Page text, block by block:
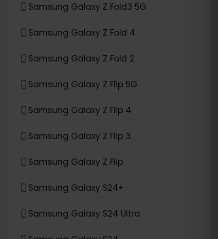
Samsung Galaxy Z Fold3 5G
Samsung Galaxy Z Fold 4
Samsung Galaxy Z Fold 2
Samsung Galaxy Z Flip 5G
Samsung Galaxy Z Flip 4
Samsung Galaxy Z Flip 3
Samsung Galaxy Z Flip
Samsung Galaxy S24+
Samsung Galaxy S24 Ultra